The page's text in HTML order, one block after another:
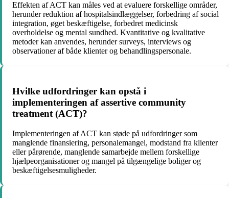
Effekten af ACT kan måles ved at evaluere forskellige områder,
herunder reduktion af hospitalsindlæggelser, forbedring af social
integration, øget beskæftigelse, forbedret medicinsk
overholdelse og mental sundhed. Kvantitative og kvalitative
metoder kan anvendes, herunder surveys, interviews og
observationer af både klienter og behandlingspersonale.
Hvilke udfordringer kan opstå i
implementeringen af assertive community
treatment (ACT)?
Implementeringen af ACT kan støde på udfordringer som
manglende finansiering, personalemangel, modstand fra klienter
eller pårørende, manglende samarbejde mellem forskellige
hjælpeorganisationer og mangel på tilgængelige boliger og
beskæftigelsesmuligheder.